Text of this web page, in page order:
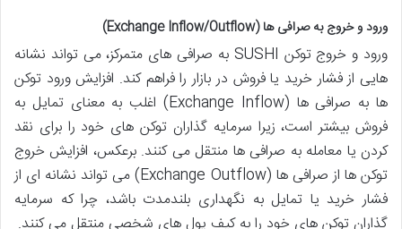
ورود و خروج به صرافی ها (Exchange Inflow/Outflow)
ورود و خروج توکن SUSHI به صرافی های متمرکز، می تواند نشانه
هایی از فشار خرید یا فروش در بازار را فراهم کند. افزایش ورود توکن
ها به صرافی ها (Exchange Inflow) اغلب به معنای تمایل به
فروش بیشتر است، زیرا سرمایه گذاران توکن های خود را برای نقد
کردن یا معامله به صرافی ها منتقل می کنند. برعکس، افزایش خروج
توکن ها از صرافی ها (Exchange Outflow) می تواند نشانه ای از
فشار خرید یا تمایل به نگهداری بلندمدت باشد، چرا که سرمایه
گذاران توکن های خود را به کیف پول های شخصی منتقل می کنند.